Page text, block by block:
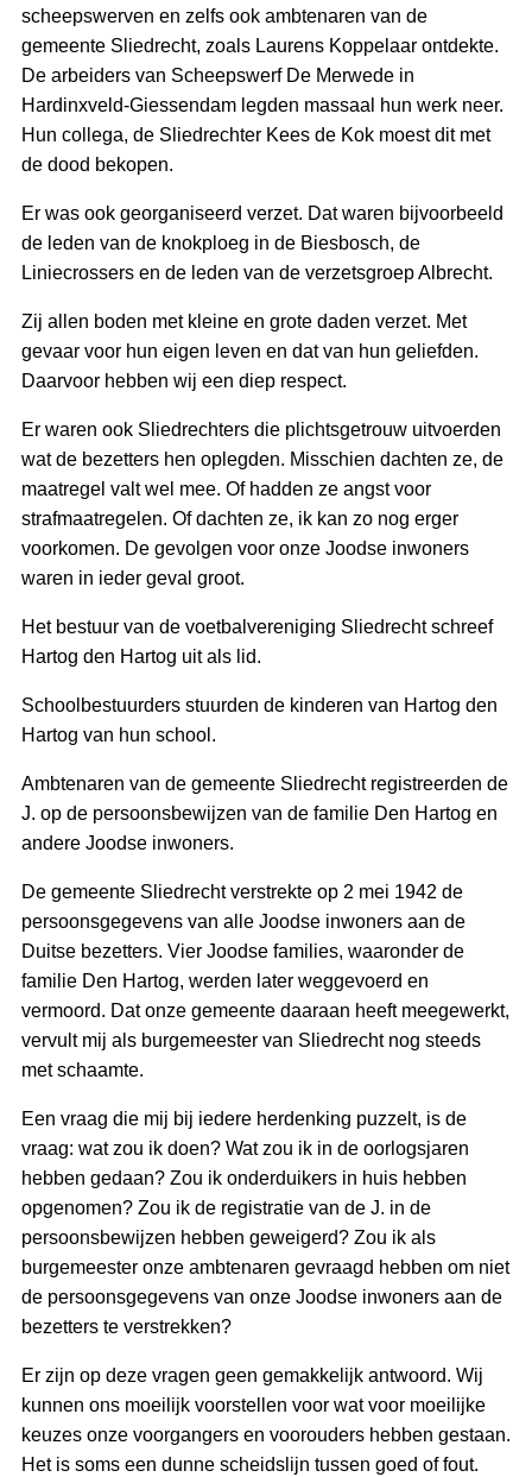
scheepswerven en zelfs ook ambtenaren van de
gemeente Sliedrecht, zoals Laurens Koppelaar ontdekte.
De arbeiders van Scheepswerf De Merwede in
Hardinxveld-Giessendam legden massaal hun werk neer.
Hun collega, de Sliedrechter Kees de Kok moest dit met
de dood bekopen.
Er was ook georganiseerd verzet. Dat waren bijvoorbeeld
de leden van de knokploeg in de Biesbosch, de
Liniecrossers en de leden van de verzetsgroep Albrecht.
Zij allen boden met kleine en grote daden verzet. Met
gevaar voor hun eigen leven en dat van hun geliefden.
Daarvoor hebben wij een diep respect.
Er waren ook Sliedrechters die plichtsgetrouw uitvoerden
wat de bezetters hen oplegden. Misschien dachten ze, de
maatregel valt wel mee. Of hadden ze angst voor
strafmaatregelen. Of dachten ze, ik kan zo nog erger
voorkomen. De gevolgen voor onze Joodse inwoners
waren in ieder geval groot.
Het bestuur van de voetbalvereniging Sliedrecht schreef
Hartog den Hartog uit als lid.
Schoolbestuurders stuurden de kinderen van Hartog den
Hartog van hun school.
Ambtenaren van de gemeente Sliedrecht registreerden de
J. op de persoonsbewijzen van de familie Den Hartog en
andere Joodse inwoners.
De gemeente Sliedrecht verstrekte op 2 mei 1942 de
persoonsgegevens van alle Joodse inwoners aan de
Duitse bezetters. Vier Joodse families, waaronder de
familie Den Hartog, werden later weggevoerd en
vermoord. Dat onze gemeente daaraan heeft meegewerkt,
vervult mij als burgemeester van Sliedrecht nog steeds
met schaamte.
Een vraag die mij bij iedere herdenking puzzelt, is de
vraag: wat zou ik doen? Wat zou ik in de oorlogsjaren
hebben gedaan? Zou ik onderduikers in huis hebben
opgenomen? Zou ik de registratie van de J. in de
persoonsbewijzen hebben geweigerd? Zou ik als
burgemeester onze ambtenaren gevraagd hebben om niet
de persoonsgegevens van onze Joodse inwoners aan de
bezetters te verstrekken?
Er zijn op deze vragen geen gemakkelijk antwoord. Wij
kunnen ons moeilijk voorstellen voor wat voor moeilijke
keuzes onze voorgangers en voorouders hebben gestaan.
Het is soms een dunne scheidslijn tussen goed of fout.